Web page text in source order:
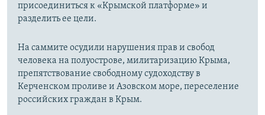
присоединиться к «Крымской платформе» и
разделить ее цели.
На саммите осудили нарушения прав и свобод
человека на полуострове, милитаризацию Крыма,
препятствование свободному судоходству в
Керченском проливе и Азовском море, переселение
российских граждан в Крым.